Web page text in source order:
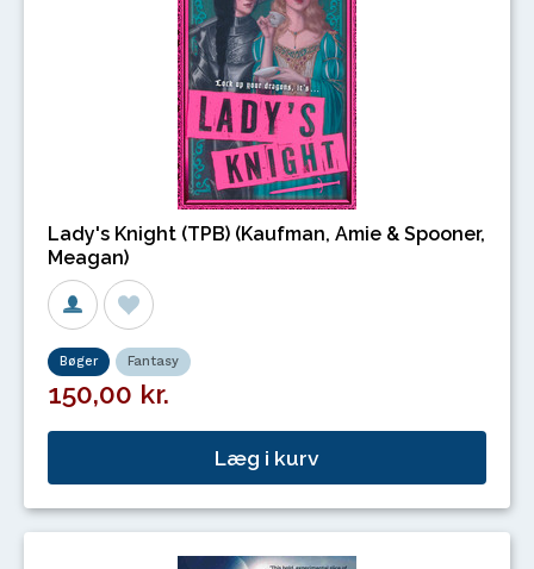
Lady's Knight (TPB) (Kaufman, Amie & Spooner,
Meagan)
Bøger Fantasy
150,00 kr.
Læg i kurv